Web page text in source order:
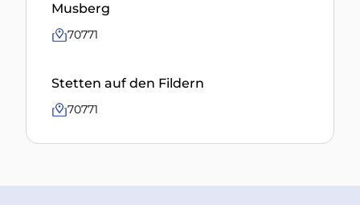
Musberg
70771
Stetten auf den Fildern
70771